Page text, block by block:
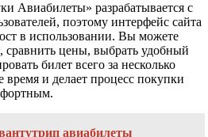
Авиабилеты» разрабатывается с
поэтому интерфейс сайта
в использовании. Вы можете
цены, выбрать удобный
билет всего за несколько
и делает процесс покупки
авиабилеты